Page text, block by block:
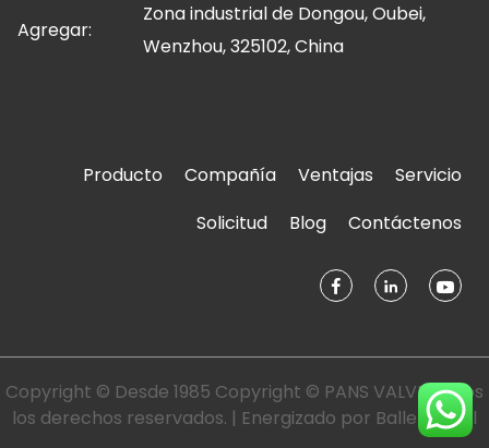
Agregar:
Zona industrial de Dongou, Oubei,
Wenzhou, 325102, China
Producto Compañía Ventajas
Servicio
Solicitud
Blog Contáctenos
Copyright © Desde 1985 Copyright © PANS VALVE Todos
los derechos reservados. | Energizado por Ballena azul